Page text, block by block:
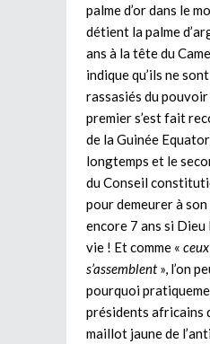
palme d’or dans le
détient la palme
ans à la tête du
indique qu’ils ne
rassasiés du
premier s’est fait
de la Guinée
longtemps et le
du Conseil
pour demeurer à
encore 7 ans si
vie ! Et comme «
s’assemblent», l’on
pourquoi
présidents africains
maillot jaune de